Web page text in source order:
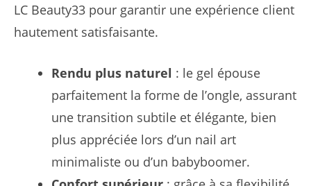
LC Beauty33 pour garantir une expérience client
hautement satisfaisante.
Rendu plus naturel : le gel épouse
parfaitement la forme de l’ongle, assurant
une transition subtile et élégante, bien
plus appréciée lors d’un nail art
minimaliste ou d’un babyboomer.